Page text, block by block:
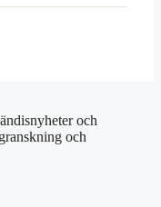
och
och